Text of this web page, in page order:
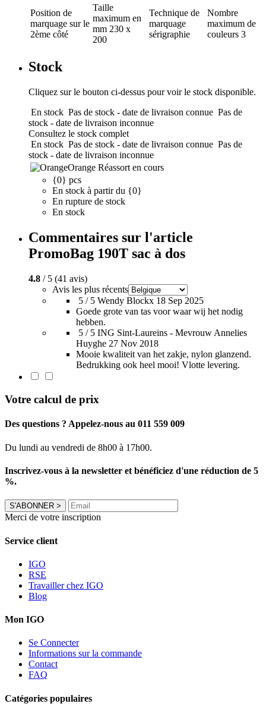
Position de
marquage sur le
2ème côté
Taille
maximum en
mm 230 x
200
Technique de
marquage
sérigraphie
Nombre
maximum de
couleurs 3
Stock
Cliquez sur le bouton ci-dessus pour voir le stock disponible.
En stock Pas de stock - date de livraison connue Pas de
stock - date de livraison inconnue
Consultez le stock complet
En stock Pas de stock - date de livraison connue Pas de
stock - date de livraison inconnue
Orange Réassort en cours
{0} pcs
En stock à partir du {0}
En rupture de stock
En stock
Commentaires sur l'article
PromoBag 190T sac à dos
4.8 / 5 (41 avis)
Avis les plus récents
5 / 5 Wendy Blockx 18 Sep 2025
Goede grote van tas voor waar wij het nodig
hebben.
5 / 5 ING Sint-Laureins - Mevrouw Annelies
Huyghe 27 Nov 2018
Mooie kwaliteit van het zakje, nylon glanzend.
Bedrukking ook heel mooi! Vlotte levering.
Votre calcul de prix
Des questions ? Appelez-nous au 011 559 009
Du lundi au vendredi de 8h00 à 17h00.
Inscrivez-vous à la newsletter et bénéficiez d'une réduction de 5
%.
S'ABONNER >
Merci de votre inscription
Service client
IGO
RSE
Travailler chez IGO
Blog
Mon IGO
Se Connecter
Informations sur la commande
Contact
FAQ
Catégories populaires